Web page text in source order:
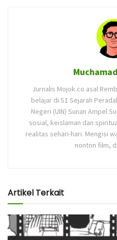
Jurnalis Mojok.co asal
belajar di S1 Sejarah
Negeri (UIN) Sunan Ampel
sosial, keislaman dan
realitas sehari-hari. Mengisi
nonton film,
Artikel Terkait